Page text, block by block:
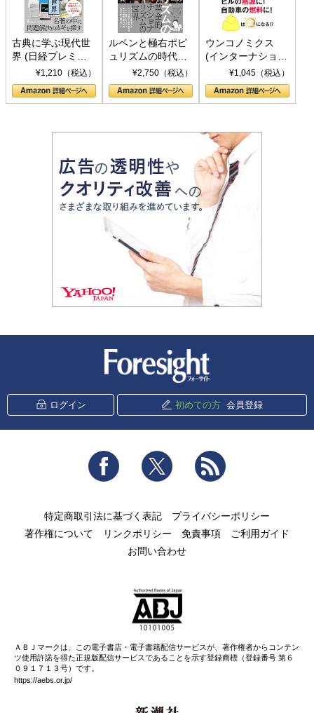
古典に学ぶ現代世
界 (日経プレミア
シリーズ)¥1,210（税込）
ルペンと極右ポピ
ュリズムの時代：
〈ヤヌス〉の二つ
の顔
¥2,750（税込）
ウンコノミクス
(インターナショナ
ル新書)¥1,045（税込）
ログイン 初めての方 会員登録
Facebook Twitter
特定商取引法に基づく表記
プライバシーポリシー
著作権について
リンクポリシー 免責事項
ご利用ガイド
お問い合わせ
ＡＢＪマークは、この電子書店・電子書籍配信サービスが、著作権者からコンテン
ツ使用許諾を得た正規版配信サービスであることを示す登録商標（登録番号 第６
０９１７１３号）です。
https://aebs.or.jp/